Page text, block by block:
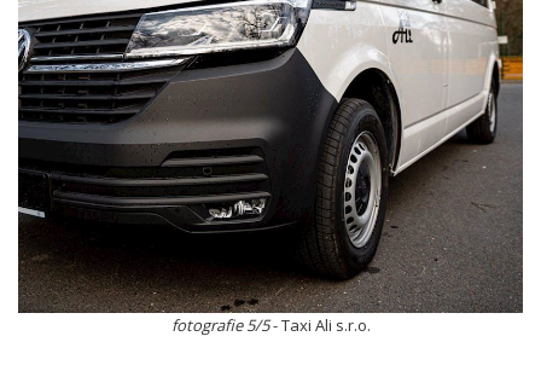
fotografie 5/5- Taxi Ali s.r.o.